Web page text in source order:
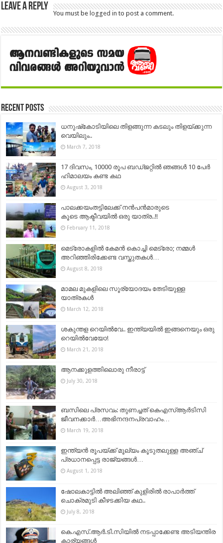
Leave a Reply
You must belogged in to post a comment.
Recent Posts
ധനുഷ്‌കോടിയിലെ തിളങ്ങുന്ന കടലും തിളയ്ക്കുന്ന
വെയിലും..
March 7, 2018
17 ദിവസം, 10000 രൂപ ബഡ്ജറ്റിൽ ഞങ്ങൾ 10 പേർ
ഹിമാലയം കണ്ട കഥ
August 3, 2018
പാലക്കയംതട്ടിലേക്ക് നൻപൻമാരുടെ
കൂടെ ആക്ടീവയിൽ ഒരു യാത്ര..!!
February 11, 2018
മെട്രോകളില്‍ കേമന്‍ കൊച്ചി മെട്രോ; നമ്മൾ
അറിഞ്ഞിരിക്കേണ്ട വസ്തുതകൾ…
August 8, 2018
മാമല മുകളിലെ സൂര്യോദയം തേടിയുള്ള
യാത്രകൾ
March 12, 2018
ശകുന്തള റെയില്‍വേ.. ഇന്ത്യയില്‍ ഇങ്ങനെയും ഒരു
റെയില്‍വേയോ!
March 21, 2018
ആനക്കുളത്തിലൊരു നീരാട്ട്
July 30, 2018
ബസിലെ പ്രസവം: തുണച്ചത് കെഎസ്ആർടിസി
ജീവനക്കാർ…അഭിനന്ദനപ്രവാഹം…
March 19, 2018
ഇന്ത്യൻ രൂപയ്ക്ക് മൂല്യം കൂടുതലുള്ള അഞ്ച്
പ്രധാനപ്പെട്ട രാജ്യങ്ങൾ…
August 1, 2018
ഷോലകാട്ടിൽ അലിഞ്ഞ് കുളിരിൽ രാപാർത്ത്
ചൊക്രമുടി കീഴടക്കിയ കഥ..
July 8, 2018
കെ.എസ്.ആർ.ടി.സിയിൽ നടപ്പാക്കേണ്ട അടിയന്തിര
കാര്യങ്ങൾ